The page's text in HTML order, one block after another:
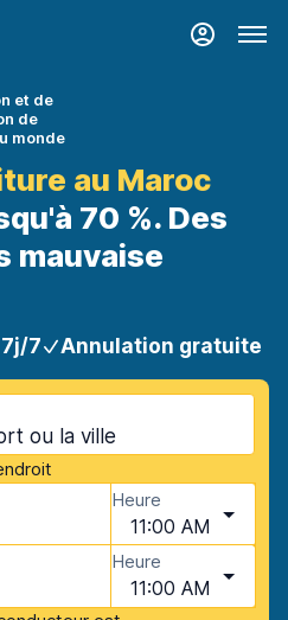
et de
de
monde
au Maroc
70 %. Des
mauvaise
7 Annulation gratuite
Heure
11:00 AM
Heure
11:00 AM